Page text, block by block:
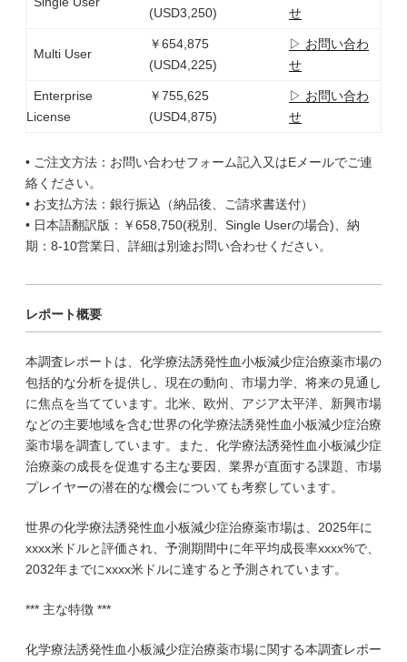
(USD3,250)
せ
Multi User
￥654,875
(USD4,225)
▷ お問い合わ
せ
Enterprise
License
￥755,625
(USD4,875)
▷ お問い合わ
せ
• ご注文方法：お問い合わせフォーム記入又はEメールでご連
絡ください。
• お支払方法：銀行振込（納品後、ご請求書送付）
• 日本語翻訳版：￥658,750(税別、Single Userの場合)、納
期：8-10営業日、詳細は別途お問い合わせください。
レポート概要
本調査レポートは、化学療法誘発性血小板減少症治療薬市場の
包括的な分析を提供し、現在の動向、市場力学、将来の見通し
に焦点を当てています。北米、欧州、アジア太平洋、新興市場
などの主要地域を含む世界の化学療法誘発性血小板減少症治療
薬市場を調査しています。また、化学療法誘発性血小板減少症
治療薬の成長を促進する主な要因、業界が直面する課題、市場
プレイヤーの潜在的な機会についても考察しています。
世界の化学療法誘発性血小板減少症治療薬市場は、2025年に
xxxx米ドルと評価され、予測期間中に年平均成長率xxxx%で、
2032年までにxxxx米ドルに達すると予測されています。
*** 主な特徴 ***
化学療法誘発性血小板減少症治療薬市場に関する本調査レポー